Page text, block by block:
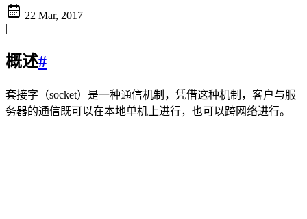
22 Mar, 2017
|
概述#
套接字（socket）是一种通信机制，凭借这种机制，客户与服
务器的通信既可以在本地单机上进行，也可以跨网络进行。